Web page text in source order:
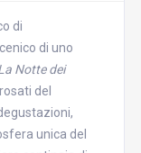
di
di uno
Notte dei
del
unica del